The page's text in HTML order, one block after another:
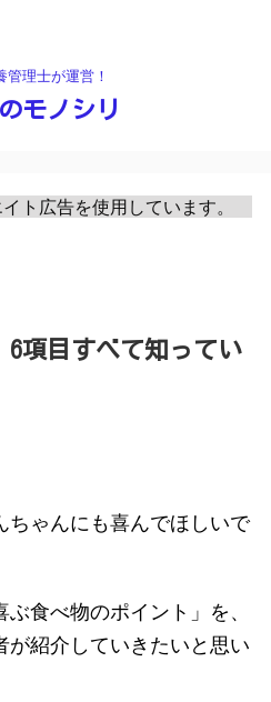
管理士が運営！
モノシリ
ト広告を使用しています。
6項目すべて知ってい
ちゃんにも喜んでほしいで
食べ物のポイント」を、
が紹介していきたいと思い